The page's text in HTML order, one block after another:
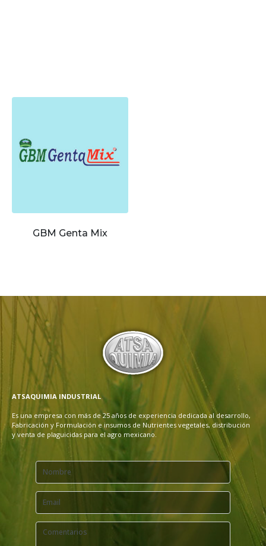
GBM Genta Mix
ATSAQUIMIA INDUSTRIAL
Es una empresa con más de 25 años de experiencia dedicada al desarrollo,
Fabricación y Formulación e insumos de Nutrientes vegetales, distribución
y venta de plaguicidas para el agro mexicano.